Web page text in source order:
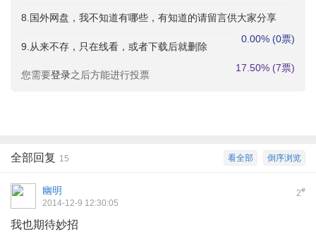
8.国外网盘，我不知道有哪些，有知道的请留言供大家分享
0.00% (0票)
9.从来不存，只在线看，或者下载后就删除
17.50% (7票)
您需要登录之后方能进行投票
倒序浏览
看全部
全部回复 15
2#
幽明
2014-12-9 12:30:05
我也期待妙招